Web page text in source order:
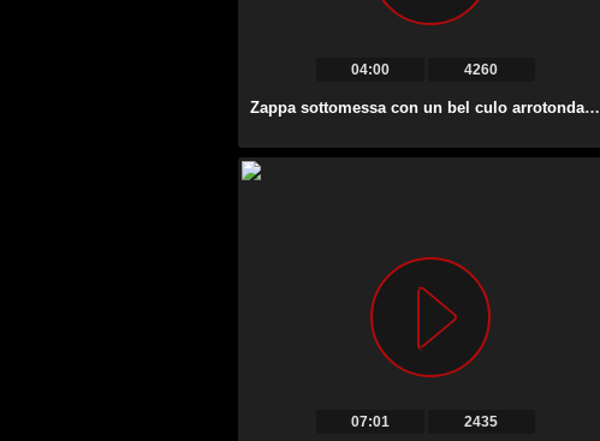
04:00 4260
Zappa sottomessa con un bel culo arrotondato Krissy Lynn fa un bel pompino.
07:01 2435